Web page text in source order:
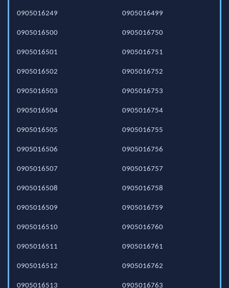
0905016249 0905016499
0905016500
0905016501
0905016502
0905016503
0905016504
0905016505
0905016506
0905016507
0905016508
0905016509
0905016510
0905016511
0905016512
0905016513
0905016750
0905016751
0905016752
0905016753
0905016754
0905016755
0905016756
0905016757
0905016758
0905016759
0905016760
0905016761
0905016762
0905016763